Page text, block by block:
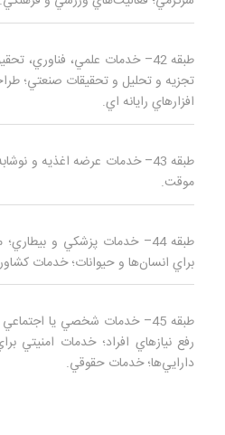
طبقه 42– خدمات علمي،
تجزيه و تحليل و تحقيقات صنعتي؛
افزارهاي رايانه‌ اي.
طبقه 43– خدمات عرضه اغذيه و
موقت.
طبقه 44– خدمات پزشكي و
براي انسان‌ها و حيوانات؛ خدمات
طبقه 45– خدمات شخصي يا
رفع نيازهاي افراد؛ خدمات امنيتي
دارايي‌ها؛ خدمات حقوقي.